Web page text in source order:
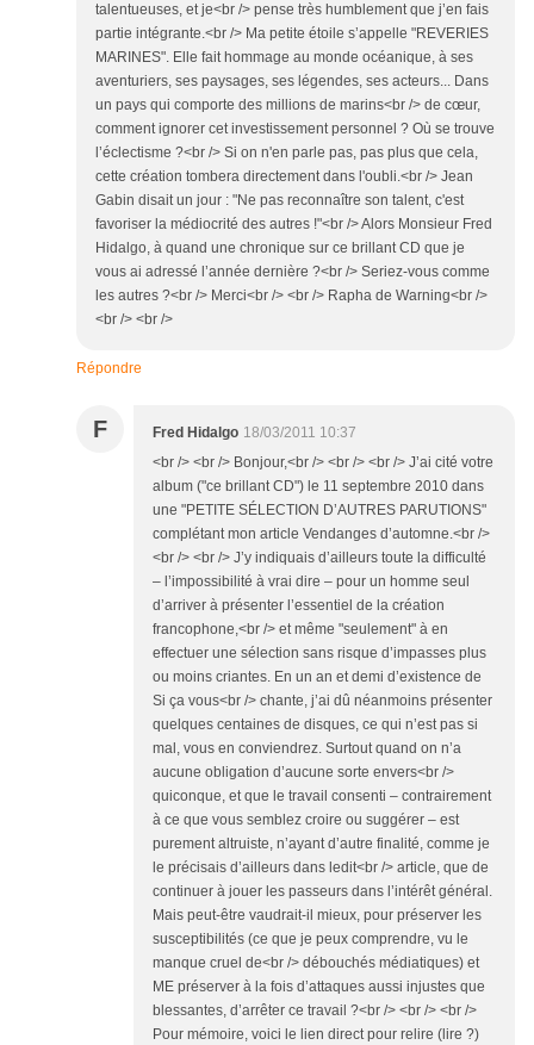
talentueuses, et je<br /> pense très humblement que j’en fais
partie intégrante.<br /> Ma petite étoile s’appelle "REVERIES
MARINES". Elle fait hommage au monde océanique, à ses
aventuriers, ses paysages, ses légendes, ses acteurs... Dans
un pays qui comporte des millions de marins<br /> de cœur,
comment ignorer cet investissement personnel ? Où se trouve
l’éclectisme ?<br /> Si on n'en parle pas, pas plus que cela,
cette création tombera directement dans l'oubli.<br /> Jean
Gabin disait un jour : "Ne pas reconnaître son talent, c'est
favoriser la médiocrité des autres !"<br /> Alors Monsieur Fred
Hidalgo, à quand une chronique sur ce brillant CD que je
vous ai adressé l’année dernière ?<br /> Seriez-vous comme
les autres ?<br /> Merci<br /> <br /> Rapha de Warning<br />
<br /> <br />
Répondre
F Fred Hidalgo 18/03/2011 10:37
<br /> <br /> Bonjour,<br /> <br /> <br /> J’ai cité votre
album ("ce brillant CD") le 11 septembre 2010 dans
une "PETITE SÉLECTION D’AUTRES PARUTIONS"
complétant mon article Vendanges d’automne.<br />
<br /> <br /> J’y indiquais d’ailleurs toute la difficulté
– l’impossibilité à vrai dire – pour un homme seul
d’arriver à présenter l’essentiel de la création
francophone,<br /> et même "seulement" à en
effectuer une sélection sans risque d’impasses plus
ou moins criantes. En un an et demi d’existence de
Si ça vous<br /> chante, j’ai dû néanmoins présenter
quelques centaines de disques, ce qui n’est pas si
mal, vous en conviendrez. Surtout quand on n’a
aucune obligation d’aucune sorte envers<br />
quiconque, et que le travail consenti – contrairement
à ce que vous semblez croire ou suggérer – est
purement altruiste, n’ayant d’autre finalité, comme je
le précisais d’ailleurs dans ledit<br /> article, que de
continuer à jouer les passeurs dans l’intérêt général.
Mais peut-être vaudrait-il mieux, pour préserver les
susceptibilités (ce que je peux comprendre, vu le
manque cruel de<br /> débouchés médiatiques) et
ME préserver à la fois d’attaques aussi injustes que
blessantes, d’arrêter ce travail ?<br /> <br /> <br />
Pour mémoire, voici le lien direct pour relire (lire ?)